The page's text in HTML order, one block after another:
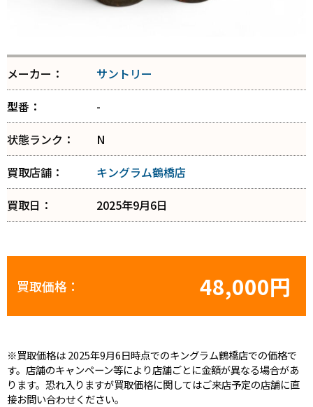
メーカー：
サントリー
型番：
-
状態ランク：
N
買取店舗：
キングラム鶴橋店
買取日：
2025年9月6日
買取価格： 48,000円
※買取価格は 2025年9月6日時点でのキングラム鶴橋店での価格で
す。店舗のキャンペーン等により店舗ごとに金額が異なる場合があ
ります。恐れ入りますが買取価格に関してはご来店予定の店舗に直
接お問い合わせください。